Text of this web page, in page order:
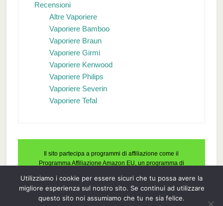
Recensioni
Altre Vaporiere
Vaporiere Bamboo
Vaporiere Braun
Vaporiere Girmi
Vaporiere Kenwood
Vaporiere Philips
Vaporiere Severin
Vaporiere Tefal
Il sito partecipa a programmi di affiliazione come il
Programma Affiliazione Amazon EU, un programma di
commissione pubblicitaria pubblicizzando e fornendo link al
sito Amazon.it. In qualità di Affiliato Amazon, il presente sito
riceve un guadagno per ciascun acquisto idoneo.
Utilizziamo i cookie per essere sicuri che tu possa avere la
migliore esperienza sul nostro sito. Se continui ad utilizzare
questo sito noi assumiamo che tu ne sia felice.